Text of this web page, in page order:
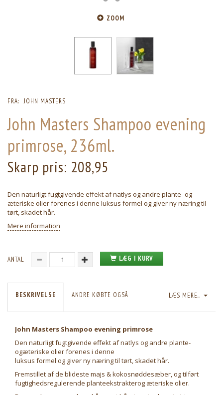
ZOOM
FRA: JOHN MASTERS
John Masters Shampoo evening
primrose, 236ml.
Skarp pris: 208,95
Den naturligt fugtgivende effekt af natlys og andre plante- og
æteriske olier forenes i denne luksus formel og giver ny næring til
tørt, skadet hår.
Mere information
ANTAL LÆG I KURV
LÆS MERE...
BESKRIVELSE ANDRE KØBTE OGSÅ
John Masters Shampoo evening primrose
Den naturligt fugtgivende effekt af natlys og andre plante-
ogæteriske olier forenes i denne
luksus formel og giver ny næring til tørt, skadet hår.
Fremstillet af de blideste majs & kokosnøddesæber, og tilført
fugtighedsregulerende planteekstrakterog æteriske olier.